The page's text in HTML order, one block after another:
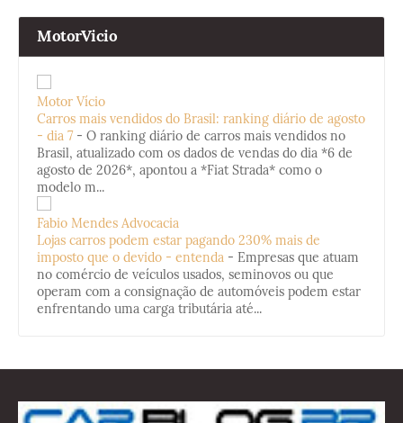
MotorVicio
Motor Vício
Carros mais vendidos do Brasil: ranking diário de agosto
- dia 7 - O ranking diário de carros mais vendidos no
Brasil, atualizado com os dados de vendas do dia *6 de
agosto de 2026*, apontou a *Fiat Strada* como o
modelo m...
Fabio Mendes Advocacia
Lojas carros podem estar pagando 230% mais de
imposto que o devido - entenda - Empresas que atuam
no comércio de veículos usados, seminovos ou que
operam com a consignação de automóveis podem estar
enfrentando uma carga tributária até...